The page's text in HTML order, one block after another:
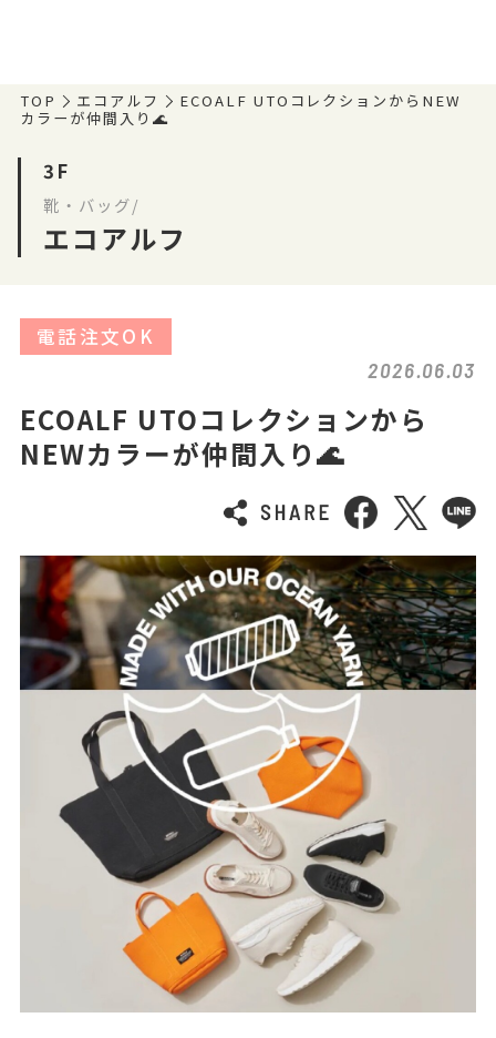
TOP エコアルフ
ECOALF UTOコレクションからNEW
カラーが仲間入り🌊
3F
靴・バッグ/
エコアルフ
電話注文OK
2026.06.03
ECOALF UTOコレクションから
NEWカラーが仲間入り🌊